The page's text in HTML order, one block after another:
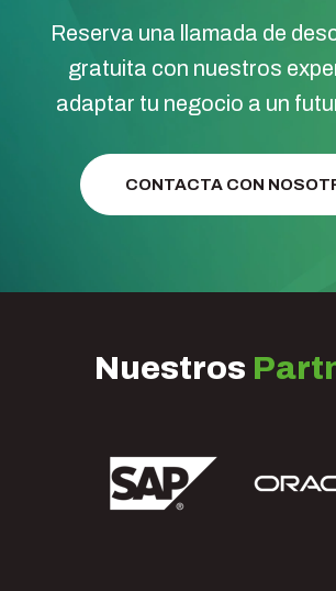
Reserva una llamada de
gratuita con nuestros
adaptar tu negocio a un
CONTACTA CON
Nuestros